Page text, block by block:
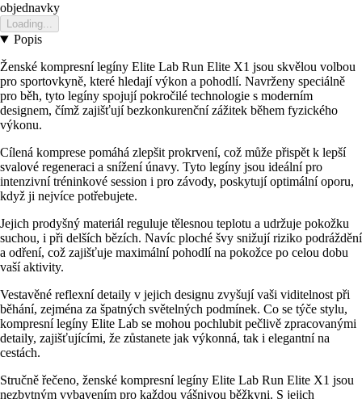
objednavky
Loading...
Popis
Ženské kompresní legíny Elite Lab Run Elite X1 jsou skvělou volbou
pro sportovkyně, které hledají výkon a pohodlí. Navrženy speciálně
pro běh, tyto legíny spojují pokročilé technologie s moderním
designem, čímž zajišťují bezkonkurenční zážitek během fyzického
výkonu.
Cílená komprese pomáhá zlepšit prokrvení, což může přispět k lepší
svalové regeneraci a snížení únavy. Tyto legíny jsou ideální pro
intenzivní tréninkové session i pro závody, poskytují optimální oporu,
když ji nejvíce potřebujete.
Jejich prodyšný materiál reguluje tělesnou teplotu a udržuje pokožku
suchou, i při delších bězích. Navíc ploché švy snižují riziko podráždění
a odření, což zajišťuje maximální pohodlí na pokožce po celou dobu
vaší aktivity.
Vestavěné reflexní detaily v jejich designu zvyšují vaši viditelnost při
běhání, zejména za špatných světelných podmínek. Co se týče stylu,
kompresní legíny Elite Lab se mohou pochlubit pečlivě zpracovanými
detaily, zajišťujícími, že zůstanete jak výkonná, tak i elegantní na
cestách.
Stručně řečeno, ženské kompresní legíny Elite Lab Run Elite X1 jsou
nezbytným vybavením pro každou vášnivou běžkyni. S jejich